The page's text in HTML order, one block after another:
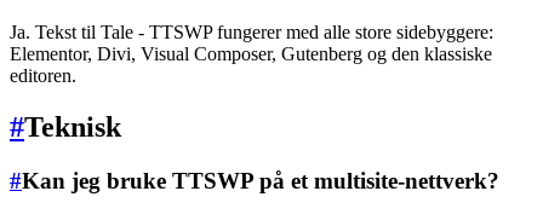
Ja. Tekst til Tale - TTSWP fungerer med alle store sidebyggere:
Elementor, Divi, Visual Composer, Gutenberg og den klassiske
editoren.
#Teknisk
#Kan jeg bruke TTSWP på et multisite-nettverk?